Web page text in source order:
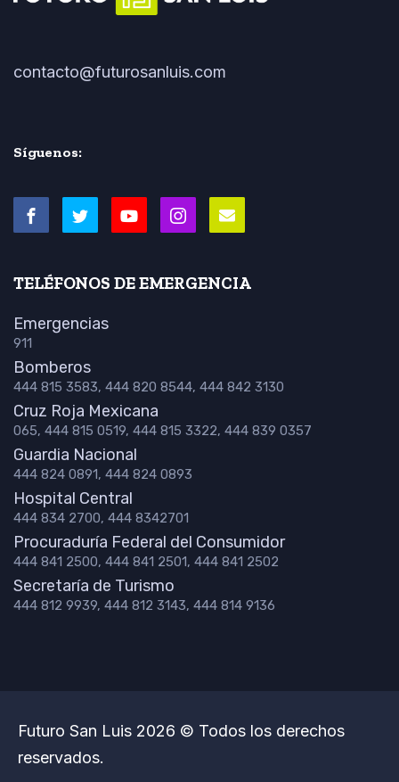
contacto@futurosanluis.com
Síguenos:
TELÉFONOS DE EMERGENCIA
Emergencias
911
Bomberos
444 815 3583, 444 820 8544, 444 842 3130
Cruz Roja Mexicana
065, 444 815 0519, 444 815 3322, 444 839 0357
Guardia Nacional
444 824 0891, 444 824 0893
Hospital Central
444 834 2700, 444 8342701
Procuraduría Federal del Consumidor
444 841 2500, 444 841 2501, 444 841 2502
Secretaría de Turismo
444 812 9939, 444 812 3143, 444 814 9136
Futuro San Luis 2026 © Todos los derechos
reservados.